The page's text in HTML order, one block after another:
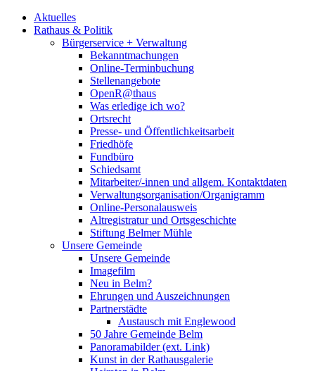
Aktuelles
Rathaus & Politik
Bürgerservice + Verwaltung
Bekanntmachungen
Online-Terminbuchung
Stellenangebote
OpenR@thaus
Was erledige ich wo?
Ortsrecht
Presse- und Öffentlichkeitsarbeit
Friedhöfe
Fundbüro
Schiedsamt
Mitarbeiter/-innen und allgem. Kontaktdaten
Verwaltungsorganisation/Organigramm
Online-Personalausweis
Altregistratur und Ortsgeschichte
Stiftung Belmer Mühle
Unsere Gemeinde
Unsere Gemeinde
Imagefilm
Neu in Belm?
Ehrungen und Auszeichnungen
Partnerstädte
Austausch mit Englewood
50 Jahre Gemeinde Belm
Panoramabilder (ext. Link)
Kunst in der Rathausgalerie